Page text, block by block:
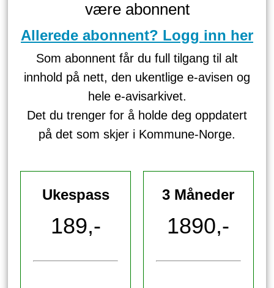
være abonnent
Allerede abonnent? Logg inn her
Som abonnent får du full tilgang til alt
innhold på nett, den ukentlige e-avisen og
hele e-avisarkivet.
Det du trenger for å holde deg oppdatert
på det som skjer i Kommune-Norge.
Ukespass
189,-
3 Måneder
1890,-